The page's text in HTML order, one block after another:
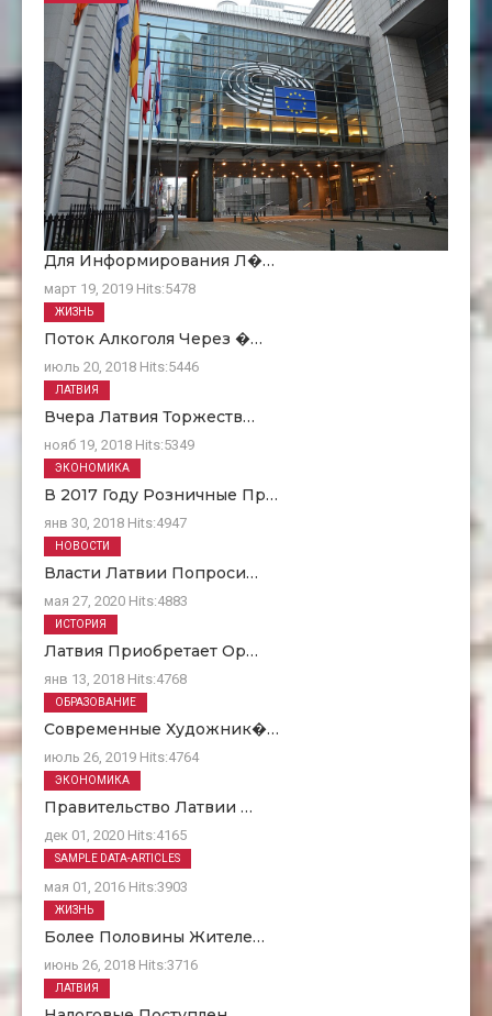
Для Информирования Л�…
март 19, 2019 Hits:5478
Поток Алкоголя Через �…
июль 20, 2018 Hits:5446
ЖИЗНЬ
Вчера Латвия Торжеств…
нояб 19, 2018 Hits:5349
ЛАТВИЯ
В 2017 Году Розничные Пр…
янв 30, 2018 Hits:4947
ЭКОНОМИКА
Власти Латвии Попроси…
мая 27, 2020 Hits:4883
НОВОСТИ
Латвия Приобретает Ор…
янв 13, 2018 Hits:4768
ИСТОРИЯ
Современные Художник�…
июль 26, 2019 Hits:4764
ОБРАЗОВАНИЕ
Правительство Латвии …
дек 01, 2020 Hits:4165
ЭКОНОМИКА
О Нас
мая 01, 2016 Hits:3903
SAMPLE DATA-ARTICLES
Более Половины Жителе…
июнь 26, 2018 Hits:3716
ЖИЗНЬ
ЛАТВИЯ